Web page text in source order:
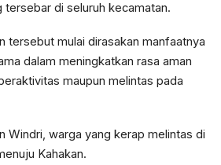
tersebar di seluruh kecamatan.
tersebut mulai dirasakan manfaatnya
dalam meningkatkan rasa aman
maupun melintas pada
Windri, warga yang kerap melintas di
Kahakan.